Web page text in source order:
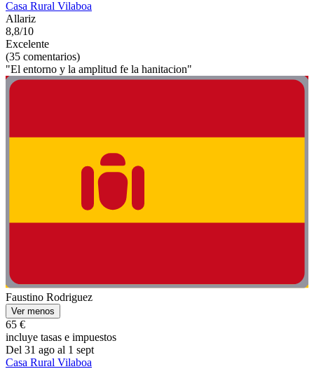
Casa Rural Vilaboa
Allariz
8,8/10
Excelente
(35 comentarios)
"El entorno y la amplitud fe la hanitacion"
Faustino Rodriguez
Ver menos
65 €
incluye tasas e impuestos
Del 31 ago al 1 sept
Casa Rural Vilaboa